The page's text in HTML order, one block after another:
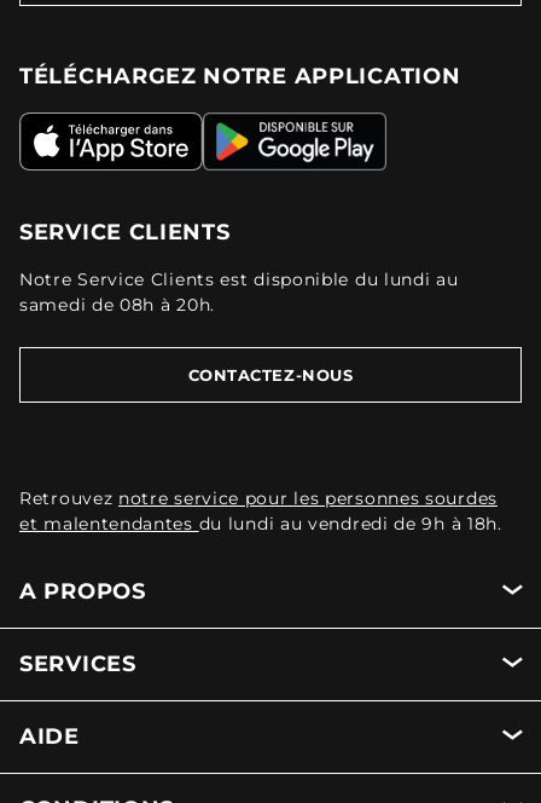
TÉLÉCHARGEZ NOTRE APPLICATION
SERVICE CLIENTS
Notre Service Clients est disponible du lundi au
samedi de 08h à 20h.
CONTACTEZ-NOUS
Retrouvez notre service pour les personnes sourdes
et malentendantes du lundi au vendredi de 9h à 18h.
A PROPOS
SERVICES
AIDE